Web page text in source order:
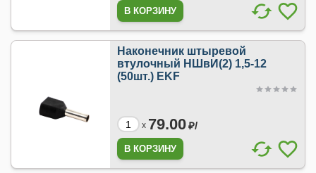
Наконечник штыревой
втулочный НШвИ(2) 1,5-12
(50шт.) EKF
x 79.00₽/